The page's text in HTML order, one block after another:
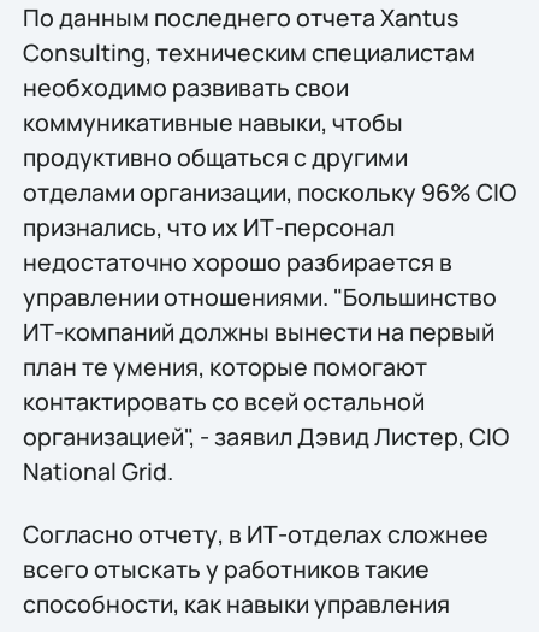
По данным последнего отчета Xantus
Consulting, техническим специалистам
необходимо развивать свои
коммуникативные навыки, чтобы
продуктивно общаться с другими
отделами организации, поскольку 96% CIO
признались, что их ИТ-персонал
недостаточно хорошо разбирается в
управлении отношениями. "Большинство
ИТ-компаний должны вынести на первый
план те умения, которые помогают
контактировать со всей остальной
организацией", - заявил Дэвид Листер, CIO
National Grid.
Согласно отчету, в ИТ-отделах сложнее
всего отыскать у работников такие
способности, как навыки управления